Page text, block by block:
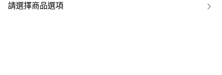
請選擇商品選項